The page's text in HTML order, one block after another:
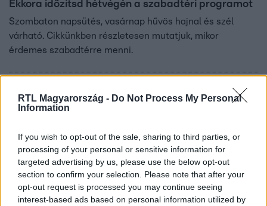
RTL Magyarország - Do Not Process My Personal
Information
If you wish to opt-out of the sale, sharing to third parties, or
processing of your personal or sensitive information for
targeted advertising by us, please use the below opt-out
section to confirm your selection. Please note that after your
opt-out request is processed you may continue seeing
interest-based ads based on personal information utilized by
Ekkora időzítsd hétvégén a szabadtéri programot
Szombaton napsütés, vasárnap hűvös hajnal és szél
várható. Cikkünkben részletesen mutatjuk, mikor
érdemes szabadtérre menni.